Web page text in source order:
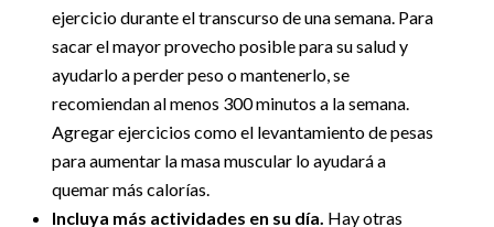
ejercicio durante el transcurso de una semana. Para
sacar el mayor provecho posible para su salud y
ayudarlo a perder peso o mantenerlo, se
recomiendan al menos 300 minutos a la semana.
Agregar ejercicios como el levantamiento de pesas
para aumentar la masa muscular lo ayudará a
quemar más calorías.
Incluya más actividades en su día. Hay otras